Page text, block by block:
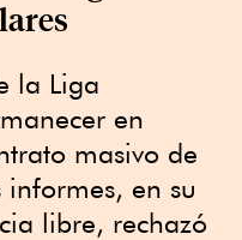
la Liga
en
masivo de
informes, en su
libre, rechazó